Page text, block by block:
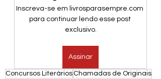
Inscreva-se em livrosparasempre.com
para continuar lendo esse post
exclusivo.
Assinar
Concursos Literários Chamadas de Originais